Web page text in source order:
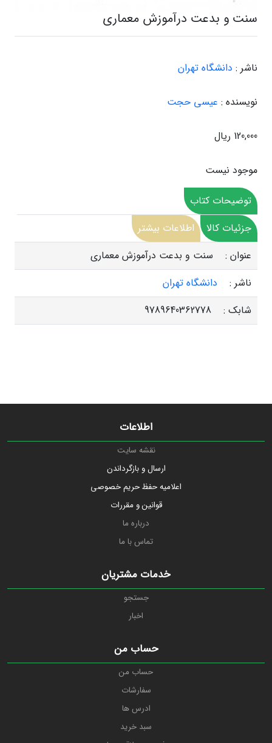
سنت و بدعت درآموزش معماری
ناشر : دانشگاه تهران
نویسنده : عیسی حجت
120,000 ریال
موجود نیست
توضیحات کتاب
جزئیات کالا
اطلاعات بیشتر
عنوان :
سنت و بدعت درآموزش معماری
ناشر :
دانشگاه تهران
شابک :
9789640362778
اطلاعات
نقشه سایت
ارسال و بازگرداندن
اعلامیه حفظ حریم خصوصی
قوانین و مقررات
درباره ما
تماس با ما
خدمات مشتریان
جستجو
اخبار
حساب من
حساب من
سفارشات
ادرس ها
سبد خرید